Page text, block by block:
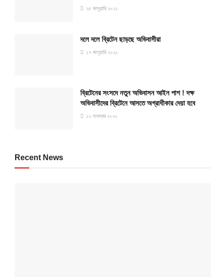
২৫ জানুয়ারি ২০২১
দলে দলে ব্রিটেন ছাড়ছে অভিবাসীরা
১৭ জানুয়ারি ২০২১
ব্রিটেনের সংসদে নতুন অভিবাসন আইন পাশ ! দক্ষ
অভিবাসীদের ব্রিটেনে আসতে অগ্রাধীকার দেয়া হবে
১২ নভেম্বর ২০২০
Recent News